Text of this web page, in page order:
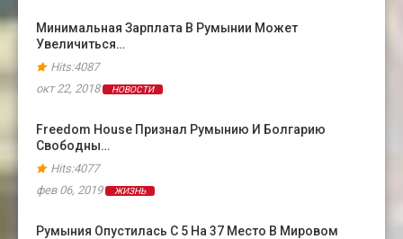
Минимальная Зарплата В Румынии Может
Увеличиться…
Hits:4087
окт 22, 2018
НОВОСТИ
Freedom House Признал Румынию И Болгарию
Свободны…
Hits:4077
фев 06, 2019
ЖИЗНЬ
Румыния Опустилась С 5 На 37 Место В Мировом